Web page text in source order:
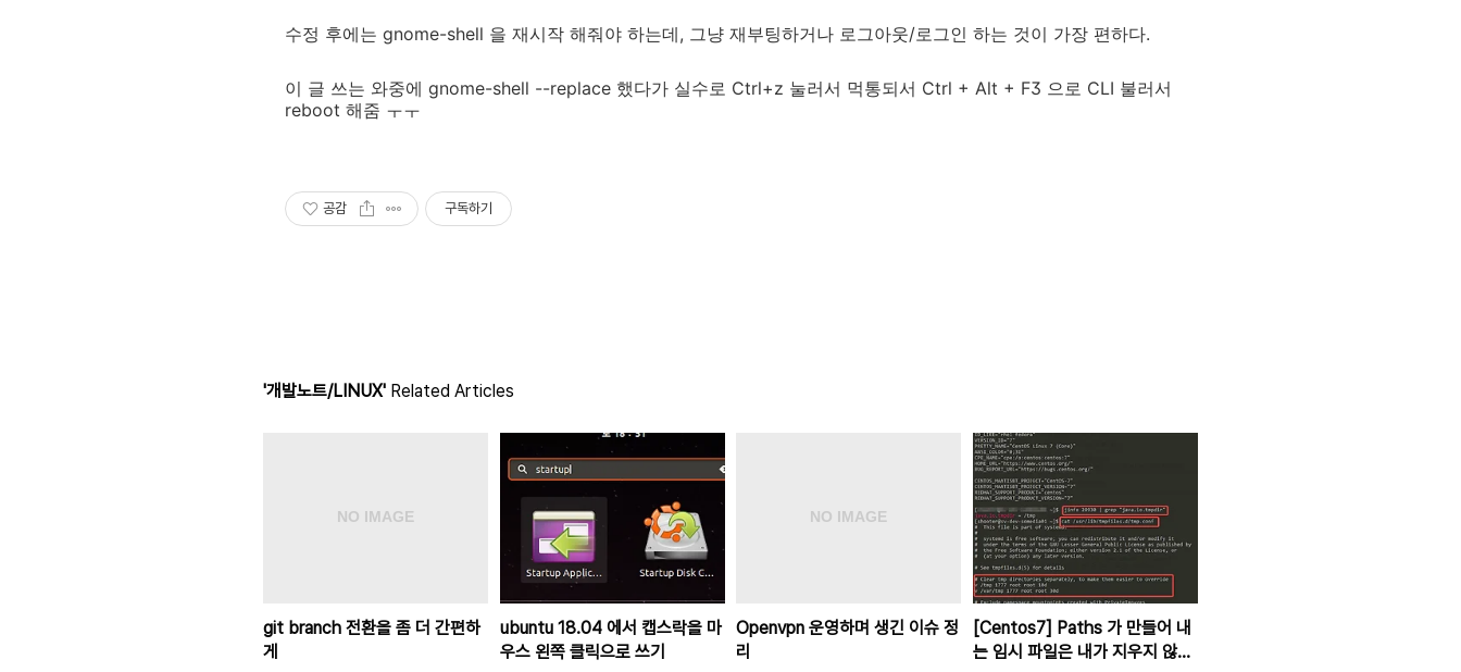
수정 후에는 gnome-shell 을 재시작 해줘야 하는데, 그냥 재부팅하거나 로그아웃/로그인 하는 것이 가장 편하다.
이 글 쓰는 와중에 gnome-shell --replace 했다가 실수로 Ctrl+z 눌러서 먹통되서 Ctrl + Alt + F3 으로 CLI 불러서
reboot 해줌 ㅜㅜ
공감 구독하기
'개발노트/LINUX' Related Articles
git branch 전환을 좀 더 간편하
게
ubuntu 18.04 에서 캡스락을 마
우스 왼쪽 클릭으로 쓰기
Openvpn 운영하며 생긴 이슈 정
리
[Centos7] Paths 가 만들어 내
는 임시 파일은 내가 지우지 않아